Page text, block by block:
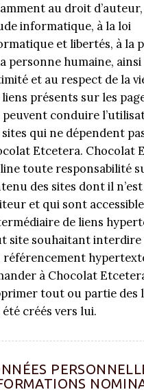
au droit d’auteur,
informatique, à la loi
et libertés, à la
personne humaine, ainsi
et au respect de la
liens présents sur les
peuvent conduire
sites qui ne dépendent
Etcetera. Chocolat
toute responsabilité
des sites dont il n’est
et qui sont
de liens
site souhaitant
référencement
à Chocolat
tout ou partie des
créés vers lui.